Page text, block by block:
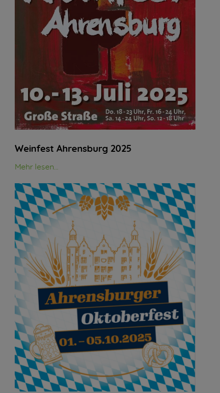
Weinfest Ahrensburg 2025
Mehr lesen...